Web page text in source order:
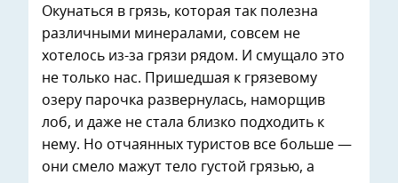
Окунаться в грязь, которая так полезна
различными минералами, совсем не
хотелось из-за грязи рядом. И смущало это
не только нас. Пришедшая к грязевому
озеру парочка развернулась, наморщив
лоб, и даже не стала близко подходить к
нему. Но отчаянных туристов все больше —
они смело мажут тело густой грязью, а